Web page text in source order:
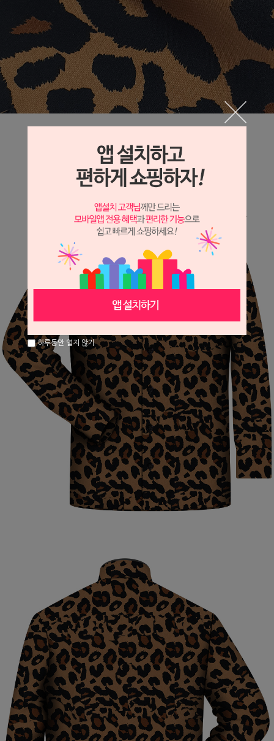
하루동안 열지 않기